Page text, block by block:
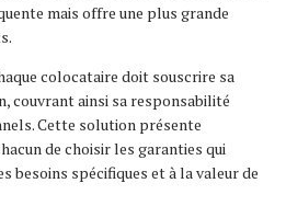
mais offre une plus grande
colocataire doit souscrire sa
couvrant ainsi sa responsabilité
Cette solution présente
de choisir les garanties qui
besoins spécifiques et à la valeur de